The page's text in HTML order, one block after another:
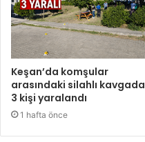
Keşan’da komşular
arasındaki silahlı kavgada
3 kişi yaralandı
1 hafta önce